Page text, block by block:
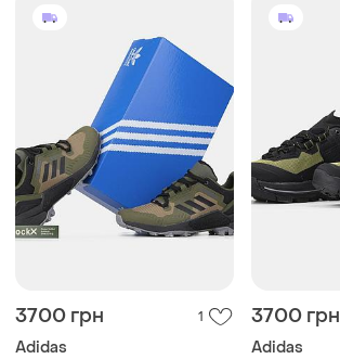
3700 грн 1
Adidas
3700 грн
Adidas